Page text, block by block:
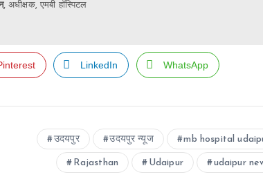
अधीक्षक, एमबी हॉस्पिटल
LinkedIn WhatsApp
उदयपुर उदयपुर न्यूज mb hospital
Rajasthan Udaipur udaipur